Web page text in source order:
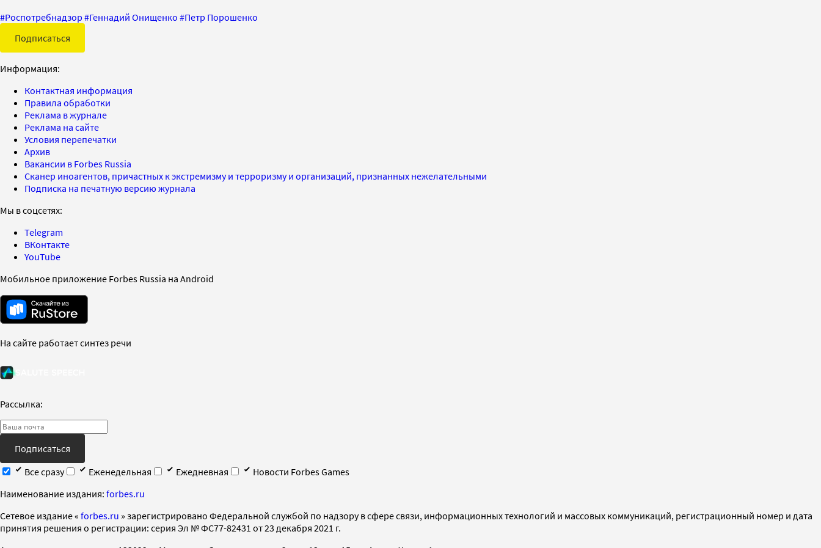
#Роспотребнадзор #Геннадий Онищенко #Петр Порошенко
Подписаться
Информация:
Контактная информация
Правила обработки
Реклама в журнале
Реклама на сайте
Условия перепечатки
Архив
Вакансии в Forbes Russia
Сканер иноагентов, причастных к экстремизму и терроризму и организаций, признанных нежелательными
Подписка на печатную версию журнала
Мы в соцсетях:
Telegram
ВКонтакте
YouTube
Мобильное приложение Forbes Russia на Android
На сайте работает синтез речи
Рассылка:
Подписаться
Все сразу
Еженедельная Ежедневная
Новости Forbes Games
Наименование издания: forbes.ru
Cетевое издание « forbes.ru » зарегистрировано Федеральной службой по надзору в сфере связи, информационных технологий и массовых коммуникаций, регистрационный номер и дата
принятия решения о регистрации: серия Эл № ФС77-82431 от 23 декабря 2021 г.